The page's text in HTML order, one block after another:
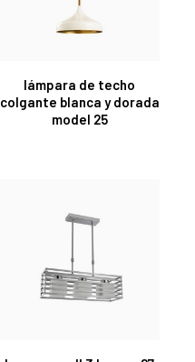
lámpara de techo
colgante blanca y dorada
model 25